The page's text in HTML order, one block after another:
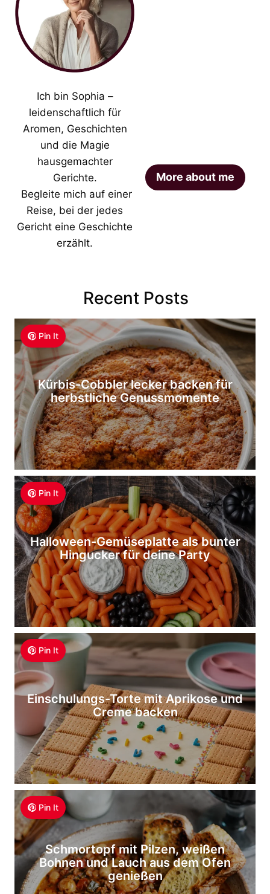
Ich bin Sophia –
leidenschaftlich für
Aromen, Geschichten
und die Magie
hausgemachter
Gerichte.
Begleite mich auf einer
Reise, bei der jedes
Gericht eine Geschichte
erzählt.
More about me
Recent Posts
Pin It
Kürbis-Cobbler lecker backen für
herbstliche Genussmomente
Pin It
Halloween-Gemüseplatte als bunter
Hingucker für deine Party
Pin It
Einschulungs-Torte mit Aprikose und
Creme backen
Pin It
Schmortopf mit Pilzen, weißen
Bohnen und Lauch aus dem Ofen
genießen